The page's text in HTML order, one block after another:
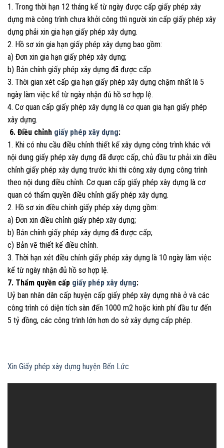
1. Trong thời hạn 12 tháng kể từ ngày được cấp giấy phép xây
dựng mà công trình chưa khởi công thì người xin cấp giấy phép xây
dựng phải xin gia hạn giấy phép xây dựng.
2. Hồ sơ xin gia hạn giấy phép xây dựng bao gồm:
a) Đơn xin gia hạn giấy phép xây dựng;
b) Bản chính giấy phép xây dựng đã được cấp.
3. Thời gian xét cấp gia hạn giấy phép xây dựng chậm nhất là 5
ngày làm việc kể từ ngày nhận đủ hồ sơ hợp lệ.
4. Cơ quan cấp giấy phép xây dựng là cơ quan gia hạn giấy phép
xây dựng.
6. Điều chỉnh giấy phép xây dựng:
1. Khi có nhu cầu điều chỉnh thiết kế xây dựng công trình khác với
nội dung giấy phép xây dựng đã được cấp, chủ đầu tư phải xin điều
chỉnh giấy phép xây dựng trước khi thi công xây dựng công trình
theo nội dung điều chỉnh. Cơ quan cấp giấy phép xây dựng là cơ
quan có thẩm quyền điều chỉnh giấy phép xây dựng.
2. Hồ sơ xin điều chỉnh giấy phép xây dựng gồm:
a) Đơn xin điều chỉnh giấy phép xây dựng;
b) Bản chính giấy phép xây dựng đã được cấp;
c) Bản vẽ thiết kế điều chỉnh.
3. Thời hạn xét điều chỉnh giấy phép xây dựng là 10 ngày làm việc
kể từ ngày nhận đủ hồ sơ hợp lệ.
7. Thẩm quyền cấp giấy phép xây dựng:
Uỷ ban nhân dân cấp huyện cấp giấy phép xây dựng nhà ở và các
công trình có diện tích sàn đến 1000 m2 hoặc kinh phí đầu tư đến
5 tỷ đồng, các công trình lớn hơn do sở xây dựng cấp phép.
Xin Giấy phép xây dựng huyện Bến Lức